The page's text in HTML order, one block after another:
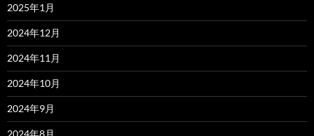
2025年1月
2024年12月
2024年11月
2024年10月
2024年9月
2024年8月